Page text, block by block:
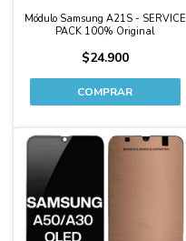
Módulo Samsung A21S - SERVICE
PACK 100% Original
$24.900